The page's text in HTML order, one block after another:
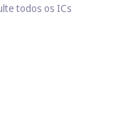
todos os ICs